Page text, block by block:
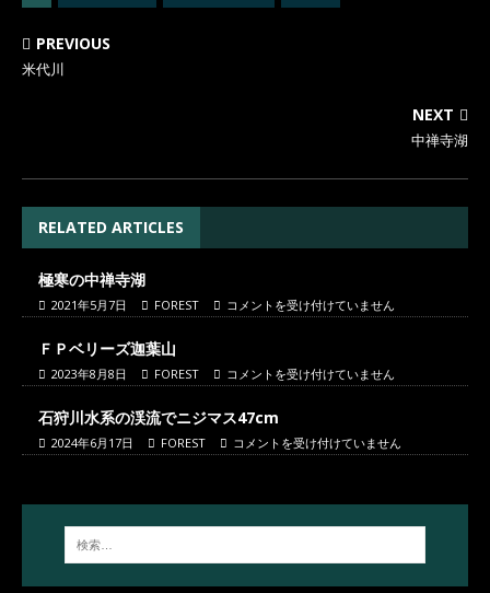
PREVIOUS
米代川
NEXT
中禅寺湖
RELATED ARTICLES
極寒の中禅寺湖
2021年5月7日 FOREST コメントを受け付けていません
ＦＰベリーズ迦葉山
2023年8月8日 FOREST コメントを受け付けていません
石狩川水系の渓流でニジマス47cm
2024年6月17日 FOREST コメントを受け付けていません